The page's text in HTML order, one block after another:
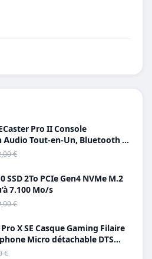
Pro II Console
Audio Tout-en-Un, Bluetooth et
C €
SSD 2To PCIe Gen4 NVMe M.2
7.100 Mo/s
€
X SE Casque Gaming Filaire
Micro détachable DTS
7.1
€